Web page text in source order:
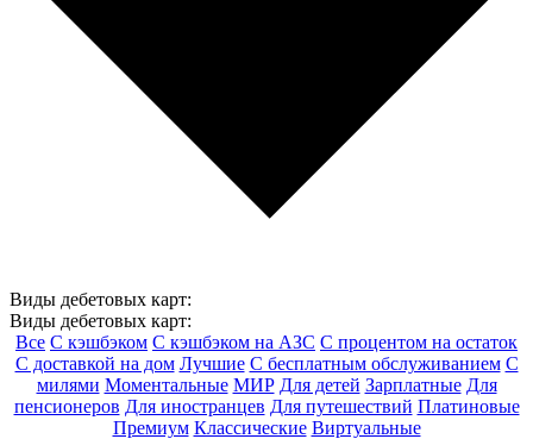
Виды дебетовых карт:
Виды дебетовых карт:
Все С кэшбэком С кэшбэком на АЗС С процентом на остаток
С доставкой на дом Лучшие С бесплатным обслуживанием С
милями Моментальные МИР Для детей Зарплатные Для
пенсионеров Для иностранцев Для путешествий Платиновые
Премиум Классические Виртуальные